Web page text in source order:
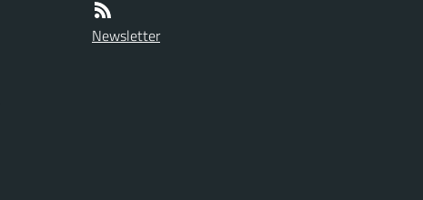
Newsletter